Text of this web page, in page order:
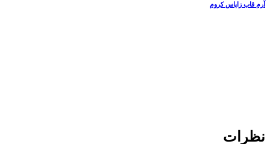
آرم قاب زاپاس کروم
نظرات